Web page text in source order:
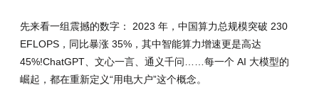
先来看一组震撼的数字： 2023 年，中国算力总规模突破 230
EFLOPS，同比暴涨 35%，其中智能算力增速更是高达
45%!ChatGPT、文心一言、通义千问……每一个 AI 大模型的
崛起，都在重新定义“用电大户”这个概念。